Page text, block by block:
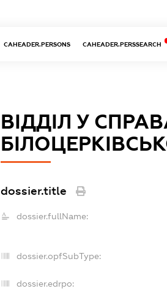
CAHEADER.PERSONS CAHEADER.PERSSEARCH
ВІДДІЛ У
dossier.title
dossier.fullName:
dossier.opfSubType:
dossier.edrpo: